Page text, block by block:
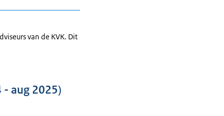
van de KVK. Dit
aug 2025)